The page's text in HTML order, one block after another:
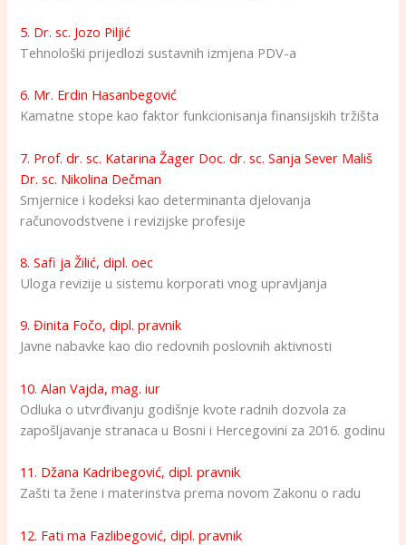
5. Dr. sc. Jozo Piljić
Tehnološki prijedlozi sustavnih izmjena PDV-a
6. Mr. Erdin Hasanbegović
Kamatne stope kao faktor funkcionisanja finansijskih tržišta
7. Prof. dr. sc. Katarina Žager Doc. dr. sc. Sanja Sever Mališ
Dr. sc. Nikolina Dečman
Smjernice i kodeksi kao determinanta djelovanja
računovodstvene i revizijske profesije
8. Safi ja Žilić, dipl. oec
Uloga revizije u sistemu korporati vnog upravljanja
9. Đinita Fočo, dipl. pravnik
Javne nabavke kao dio redovnih poslovnih aktivnosti
10. Alan Vajda, mag. iur
Odluka o utvrđivanju godišnje kvote radnih dozvola za
zapošljavanje stranaca u Bosni i Hercegovini za 2016. godinu
11. Džana Kadribegović, dipl. pravnik
Zašti ta žene i materinstva prema novom Zakonu o radu
12. Fati ma Fazlibegović, dipl. pravnik